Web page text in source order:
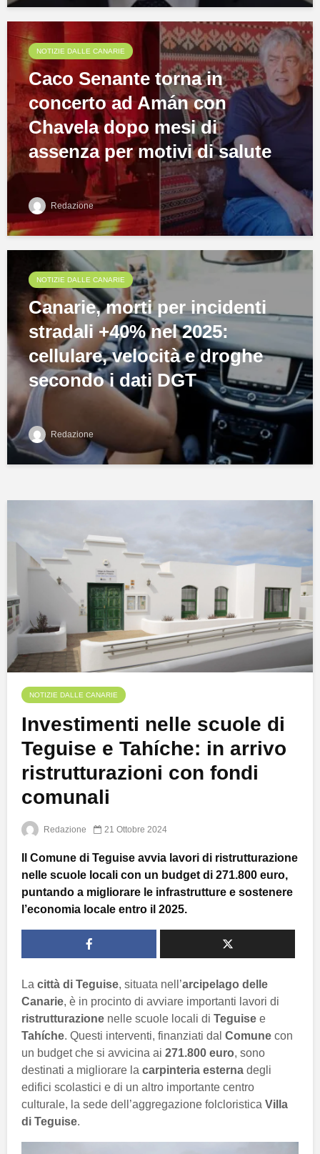
NOTIZIE DALLE CANARIE
Caco Senante torna in
concerto ad Amán con
Chavela dopo mesi di
assenza per motivi di salute
Redazione
NOTIZIE DALLE CANARIE
Canarie, morti per incidenti
stradali +40% nel 2025:
cellulare, velocità e droghe
secondo i dati DGT
Redazione
NOTIZIE DALLE CANARIE
Investimenti nelle scuole di
Teguise e Tahíche: in arrivo
ristrutturazioni con fondi
comunali
Redazione 21 Ottobre 2024
Il Comune di Teguise avvia lavori di ristrutturazione
nelle scuole locali con un budget di 271.800 euro,
puntando a migliorare le infrastrutture e sostenere
l’economia locale entro il 2025.
La città di Teguise, situata nell’arcipelago delle
Canarie, è in procinto di avviare importanti lavori di
ristrutturazione nelle scuole locali di Teguise e
Tahíche. Questi interventi, finanziati dal Comune con
un budget che si avvicina ai 271.800 euro, sono
destinati a migliorare la carpinteria esterna degli
edifici scolastici e di un altro importante centro
culturale, la sede dell’aggregazione folcloristica Villa
di Teguise.